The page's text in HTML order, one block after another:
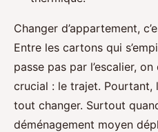
Changer d’appartement,
Entre les cartons qui
passe pas par l’escalier,
crucial : le trajet. Pourtant,
tout changer. Surtout
déménagement moyen